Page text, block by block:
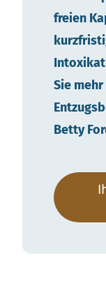
freien
Sie
Betty